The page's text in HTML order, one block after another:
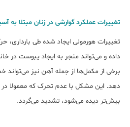
تغییرات عملکرد گوارشی در زنان مبتلا به
تغییرات هورمونی ایجاد شده طی بارداری،
داده و می‌تواند منجر به ایجاد یبوست در
برخی از مکمل‌ها از جمله آهن نیز می‌تواند
دهد. این مشکل با عدم تحرک که معمولا در
بیش‌تر دیده می‌شود، تشدید می‌گردد.